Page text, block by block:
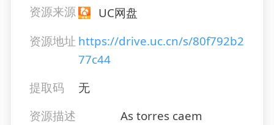
资源来源
UC网盘
资源地址 https://drive.uc.cn/s/80f792b2
77c44
提取码
无
资源描述
As torres caem